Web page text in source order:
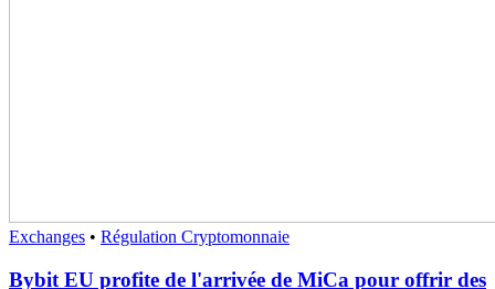
Exchanges • Régulation Cryptomonnaie
Bybit EU profite de l'arrivée de MiCa pour offrir des